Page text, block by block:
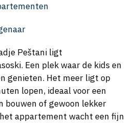
Peštani ligt
Een plek waar de kids en
genieten. Het meer ligt op
lopen, ideaal voor een
bouwen of gewoon lekker
appartement wacht een fijn